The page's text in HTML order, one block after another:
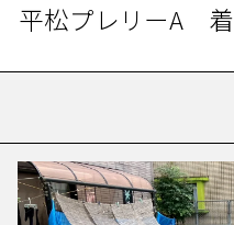
平松プレリーA